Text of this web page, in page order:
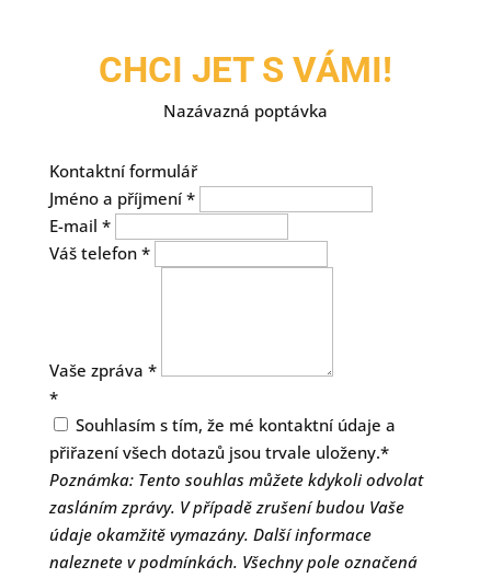
CHCI JET S VÁMI!
Nazávazná poptávka
Kontaktní formulář
Jméno a příjmení *
E-mail *
Váš telefon *
Vaše zpráva *
*
Souhlasím s tím, že mé kontaktní údaje a
přiřazení všech dotazů jsou trvale uloženy.*
Poznámka: Tento souhlas můžete kdykoli odvolat
zasláním zprávy. V případě zrušení budou Vaše
údaje okamžitě vymazány. Další informace
naleznete v podmínkách. Všechny pole označená